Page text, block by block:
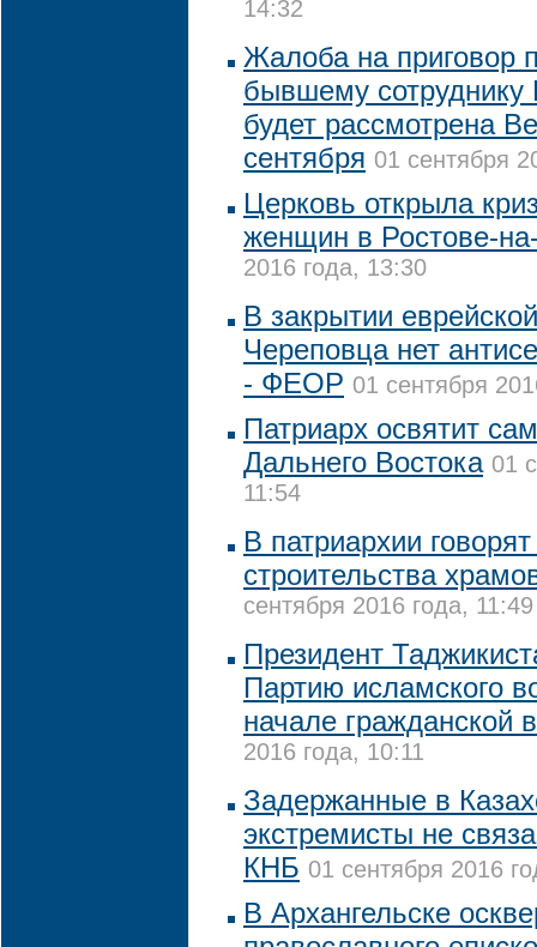
14:32
Жалоба на приговор
бывшему сотруднику
будет рассмотрена
сентября 01 сентября
Церковь открыла
женщин в Ростове-
2016 года, 13:30
В закрытии
Череповца нет
- ФЕОР 01 сентября
Патриарх освятит
Дальнего Востока 01
11:54
В патриархии
строительства
сентября 2016 года, 11:49
Президент
Партию исламского
начале гражданской
2016 года, 10:11
Задержанные в
экстремисты не
КНБ 01 сентября 2016
В Архангельске